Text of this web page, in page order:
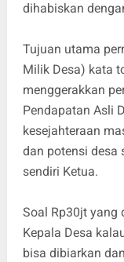
dihabiskan
Tujuan utama
Milik Desa) kata
menggerakkan
Pendapatan Asli
kesejahteraan
dan potensi desa
sendiri Ketua.
Soal Rp30jt yang
Kepala Desa
bisa dibiarkan